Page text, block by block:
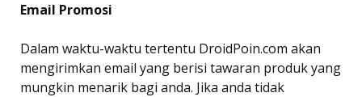
Email Promosi
Dalam waktu-waktu tertentu DroidPoin.com akan
mengirimkan email yang berisi tawaran produk yang
mungkin menarik bagi anda. Jika anda tidak